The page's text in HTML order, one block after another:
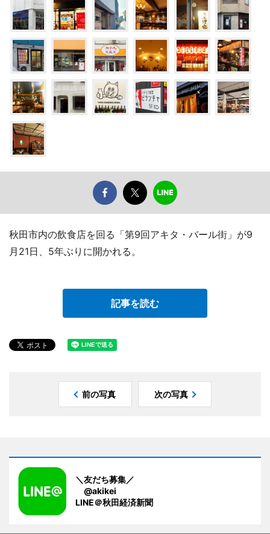
秋田市内の飲食店を回る「第9回アキタ・バール街」が9
月21日、5年ぶりに開かれる。
記事を読む
前の写真 次の写真
＼友だち募集／
@akikei
LINE＠秋田経済新聞